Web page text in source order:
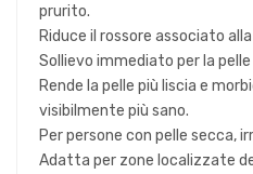
prurito.
Riduce il rossore associato
Sollievo immediato per la
Rende la pelle più liscia e
visibilmente più sano.
Per persone con pelle secca,
Adatta per zone localizzate